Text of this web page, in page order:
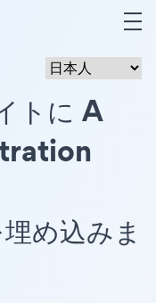
トに A
め込みま